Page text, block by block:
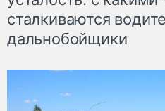
сталкиваются
дальнобойщики